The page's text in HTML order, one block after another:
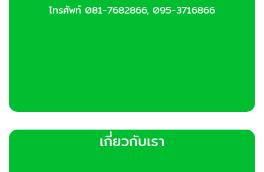
โทรศัพท์ 081-7682866, 095-3716866
เกี่ยวกับเรา